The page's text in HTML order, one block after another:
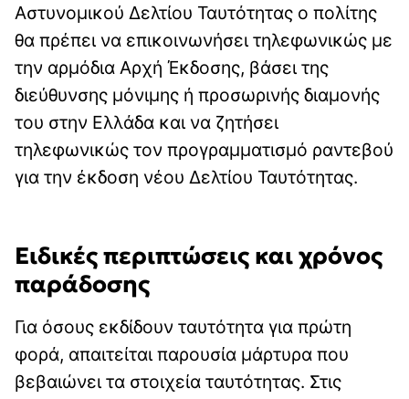
Αστυνομικού Δελτίου Ταυτότητας ο πολίτης
θα πρέπει να επικοινωνήσει τηλεφωνικώς με
την αρμόδια Αρχή Έκδοσης, βάσει της
διεύθυνσης μόνιμης ή προσωρινής διαμονής
του στην Ελλάδα και να ζητήσει
τηλεφωνικώς τον προγραμματισμό ραντεβού
για την έκδοση νέου Δελτίου Ταυτότητας.
Ειδικές περιπτώσεις και χρόνος
παράδοσης
Για όσους εκδίδουν ταυτότητα για πρώτη
φορά, απαιτείται παρουσία μάρτυρα που
βεβαιώνει τα στοιχεία ταυτότητας. Στις